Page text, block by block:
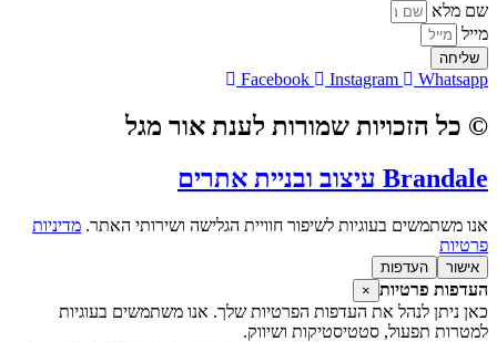
שם מלא
מייל
שליחה
Facebook Instagram Whatsapp
© כל הזכויות שמורות לענת אור מגל
Brandale עיצוב ובניית אתרים
אנו משתמשים בעוגיות לשיפור חוויית הגלישה ושירותי האתר. מדיניות
פרטיות
אישור העדפות
העדפות פרטיות ×
כאן ניתן לנהל את העדפות הפרטיות שלך. אנו משתמשים בעוגיות
למטרות תפעול, סטטיסטיקות ושיווק.